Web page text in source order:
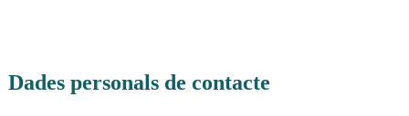
Dades personals de contacte